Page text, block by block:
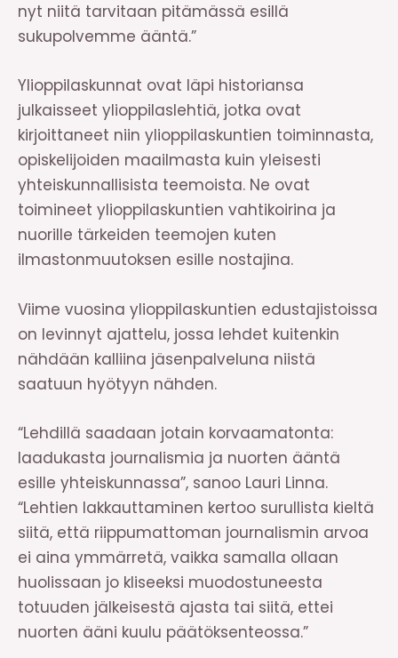
nyt niitä tarvitaan pitämässä esillä
sukupolvemme ääntä.”
Ylioppilaskunnat ovat läpi historiansa
julkaisseet ylioppilaslehtiä, jotka ovat
kirjoittaneet niin ylioppilaskuntien toiminnasta,
opiskelijoiden maailmasta kuin yleisesti
yhteiskunnallisista teemoista. Ne ovat
toimineet ylioppilaskuntien vahtikoirina ja
nuorille tärkeiden teemojen kuten
ilmastonmuutoksen esille nostajina.
Viime vuosina ylioppilaskuntien edustajistoissa
on levinnyt ajattelu, jossa lehdet kuitenkin
nähdään kalliina jäsenpalveluna niistä
saatuun hyötyyn nähden.
“Lehdillä saadaan jotain korvaamatonta:
laadukasta journalismia ja nuorten ääntä
esille yhteiskunnassa”, sanoo Lauri Linna.
“Lehtien lakkauttaminen kertoo surullista kieltä
siitä, että riippumattoman journalismin arvoa
ei aina ymmärretä, vaikka samalla ollaan
huolissaan jo kliseeksi muodostuneesta
totuuden jälkeisestä ajasta tai siitä, ettei
nuorten ääni kuulu päätöksenteossa.”